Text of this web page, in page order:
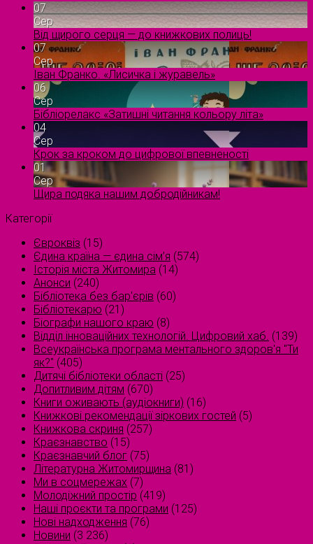
07
Сер
Від щирого серця — до книжкових полиць!
07
Сер
Іван Франко. «Лисичка і журавель»
06
Сер
Бібліорелакс «Затишні читання кольору літа»
04
Сер
Крок за кроком до цифрової впевненості
01
Сер
Щира подяка нашим добродійникам!
Категорії
Євроквіз (15)
Єдина країна — єдина сім’я (574)
Історія міста Житомира (14)
Анонси (240)
Бібліотека без бар'єрів (60)
Бібліотекарю (21)
Біографи нашого краю (8)
Відділ інноваційних технологій. Цифровий хаб. (139)
Всеукраїнська програма ментального здоров'я "Ти
як?" (405)
Дитячі бібліотеки області (25)
Допитливим дітям (670)
Книги оживають (аудіокниги) (16)
Книжкові рекомендації зіркових гостей (5)
Книжкова скриня (257)
Краєзнавство (15)
Краєзнавчий блог (75)
Літературна Житомирщина (81)
Ми в соцмережах (7)
Молодіжний простір (419)
Наші проєкти та програми (125)
Нові надходження (76)
Новини (3 236)